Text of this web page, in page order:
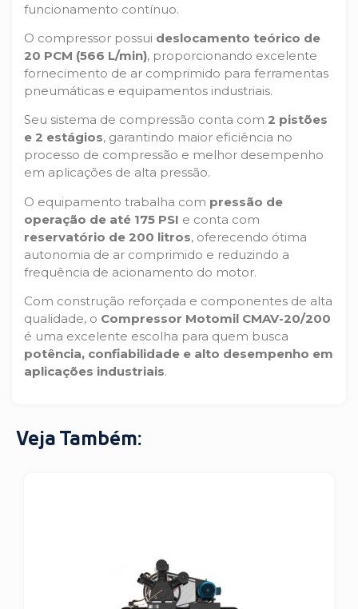
funcionamento contínuo.
O compressor possui deslocamento teórico de
20 PCM (566 L/min), proporcionando excelente
fornecimento de ar comprimido para ferramentas
pneumáticas e equipamentos industriais.
Seu sistema de compressão conta com 2 pistões
e 2 estágios, garantindo maior eficiência no
processo de compressão e melhor desempenho
em aplicações de alta pressão.
O equipamento trabalha com pressão de
operação de até 175 PSI e conta com
reservatório de 200 litros, oferecendo ótima
autonomia de ar comprimido e reduzindo a
frequência de acionamento do motor.
Com construção reforçada e componentes de alta
qualidade, o Compressor Motomil CMAV-20/200
é uma excelente escolha para quem busca
potência, confiabilidade e alto desempenho em
aplicações industriais.
Veja Também: